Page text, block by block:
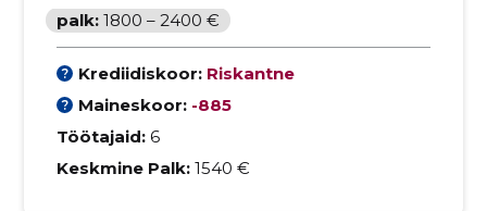
palk: 1800 – 2400 €
Krediidiskoor: Riskantne
Maineskoor: -885
Töötajaid: 6
Keskmine Palk: 1540 €